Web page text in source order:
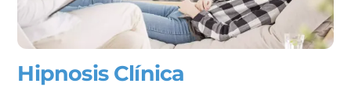
Hipnosis Clínica